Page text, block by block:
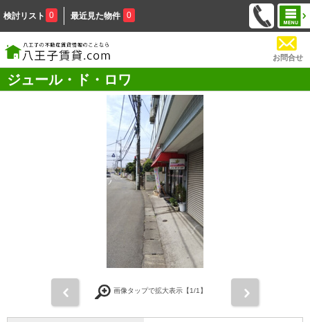
検討リスト 0 最近見た物件 0
お問合せ
ジュール・ド・ロワ
画像タップで拡大表示【1/1】